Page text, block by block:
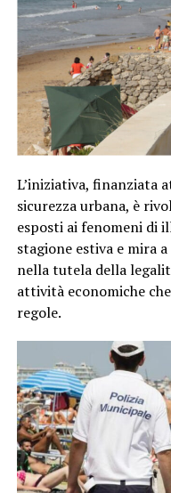
L’iniziativa, finanziata
sicurezza urbana, è
esposti ai fenomeni di
stagione estiva e mira
nella tutela della
attività economiche
regole.